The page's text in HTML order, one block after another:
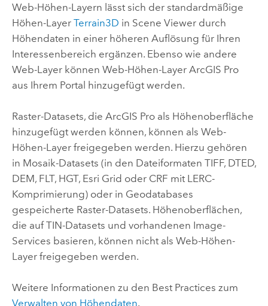
Web-Höhen-Layern lässt sich der standardmäßige
Höhen-Layer Terrain3D in Scene Viewerdurch
Höhendaten in einer höheren Auflösung für Ihren
Interessenbereich ergänzen. Ebenso wie andere
Web-Layer können Web-Höhen-Layer ArcGIS Pro
aus Ihrem Portal hinzugefügt werden.
Raster-Datasets, die ArcGIS Proals Höhenoberfläche
hinzugefügt werden können, können als Web-
Höhen-Layer freigegeben werden. Hierzu gehören
in Mosaik-Datasets (in den Dateiformaten TIFF, DTED,
DEM, FLT, HGT, Esri Grid oder CRF mit LERC-
Komprimierung) oder in Geodatabases
gespeicherte Raster-Datasets. Höhenoberflächen,
die auf TIN-Datasets und vorhandenen Image-
Services basieren, können nicht als Web-Höhen-
Layer freigegeben werden.
Weitere Informationen zu den Best Practices zum
Verwalten von Höhendaten.